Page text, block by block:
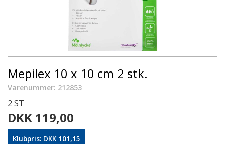
Mepilex 10 x 10 cm 2 stk.
Varenummer: 212853
2 ST
DKK 119,00
Klubpris: DKK 101,15